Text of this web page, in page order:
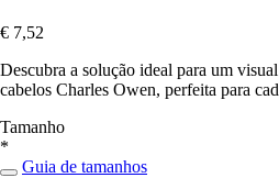
€ 7,52
Descubra a solução ideal para um
cabelos Charles Owen, perfeita para
Tamanho
*
Guia de tamanhos